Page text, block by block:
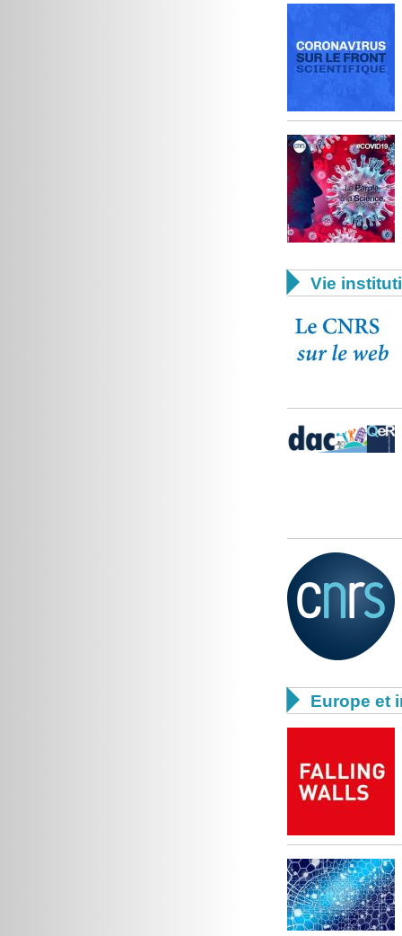
 Vie
 Europe et